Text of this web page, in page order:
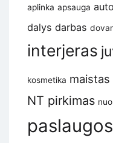
aplinka apsauga
dalys darbas
interjeras
kosmetika maistas
NT pirkimas
paslaugos